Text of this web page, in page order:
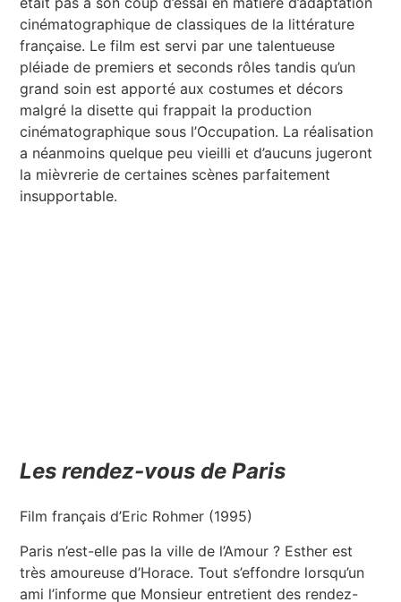
cinématographique de classiques de la littérature
française. Le film est servi par une talentueuse
pléiade de premiers et seconds rôles tandis qu’un
grand soin est apporté aux costumes et décors
malgré la disette qui frappait la production
cinématographique sous l’Occupation. La réalisation
a néanmoins quelque peu vieilli et d’aucuns jugeront
la mièvrerie de certaines scènes parfaitement
insupportable.
Les rendez-vous de Paris
Film français d’Eric Rohmer (1995)
Paris n’est-elle pas la ville de l’Amour ? Esther est
très amoureuse d’Horace. Tout s’effondre lorsqu’un
ami l’informe que Monsieur entretient des rendez-